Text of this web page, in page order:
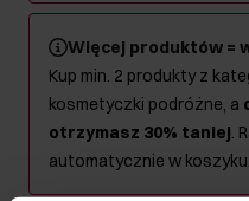
Więcej produktów =
Kup min. 2 produkty z
kosmetyczki podróżne, a
otrzymasz 30% taniej.
automatycznie w koszyku.